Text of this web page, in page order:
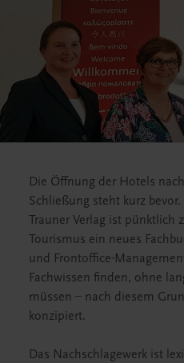
Die Öffnung der Hotels
Schließung steht kurz
Trauner Verlag ist pünktlich
Tourismus ein neues
und Frontoffice-
Fachwissen finden, ohne
müssen – nach diesem
konzipiert.
Das Nachschlagewerk ist